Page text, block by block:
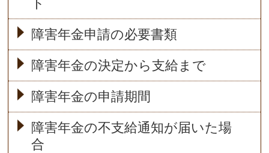
ト
障害年金申請の必要書類
障害年金の決定から支給まで
障害年金の申請期間
障害年金の不支給通知が届いた場
合